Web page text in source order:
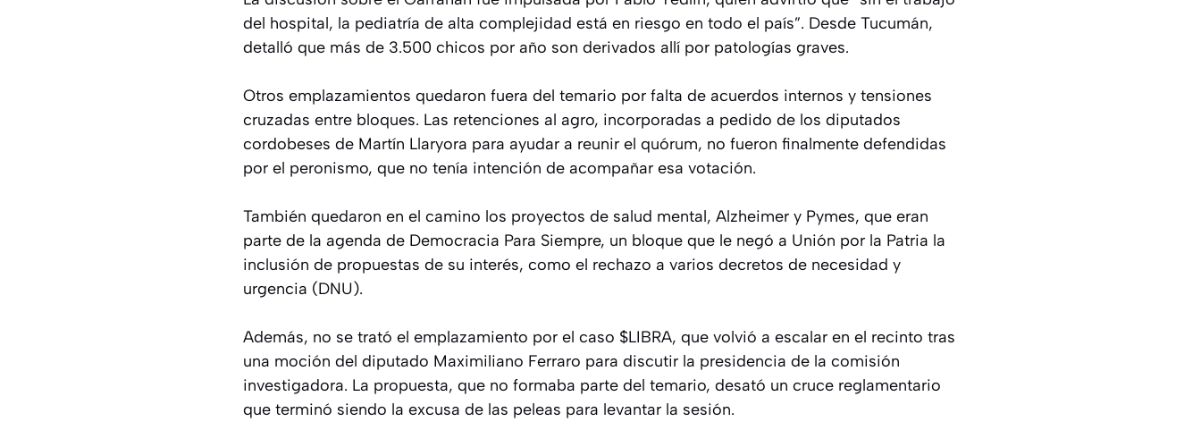
del hospital, la pediatría de alta complejidad está en riesgo en todo el país”. Desde Tucumán,
detalló que más de 3.500 chicos por año son derivados allí por patologías graves.
Otros emplazamientos quedaron fuera del temario por falta de acuerdos internos y tensiones
cruzadas entre bloques. Las retenciones al agro, incorporadas a pedido de los diputados
cordobeses de Martín Llaryora para ayudar a reunir el quórum, no fueron finalmente defendidas
por el peronismo, que no tenía intención de acompañar esa votación.
También quedaron en el camino los proyectos de salud mental, Alzheimer y Pymes, que eran
parte de la agenda de Democracia Para Siempre, un bloque que le negó a Unión por la Patria la
inclusión de propuestas de su interés, como el rechazo a varios decretos de necesidad y
urgencia (DNU).
Además, no se trató el emplazamiento por el caso $LIBRA, que volvió a escalar en el recinto tras
una moción del diputado Maximiliano Ferraro para discutir la presidencia de la comisión
investigadora. La propuesta, que no formaba parte del temario, desató un cruce reglamentario
que terminó siendo la excusa de las peleas para levantar la sesión.